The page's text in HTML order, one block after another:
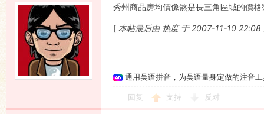
秀州商品房均價像煞是長三角區域的價格
[ 本帖最后由 热度 于 2007-11-10
通用吴语拼音，为吴语量身定做的注音
回复 支持 反对